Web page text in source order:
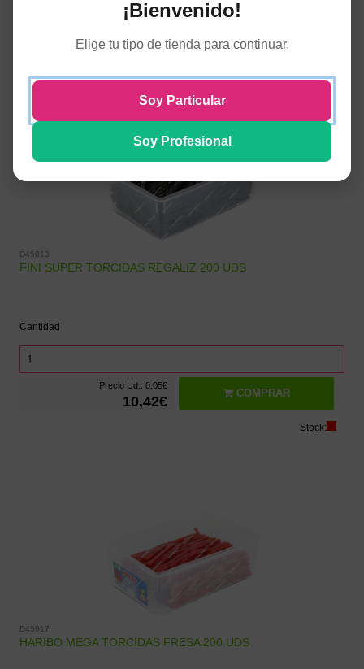
COMPRAR
D45013
FINI SUPER TORCIDAS REGALIZ 200 UDS
Cantidad
Precio Ud.: 0.05€
10,42€
COMPRAR
Stock:
D45017
HARIBO MEGA TORCIDAS FRESA 200 UDS
¡Bienvenido!
Elige tu tipo de tienda para continuar.
Soy Particular
Soy Profesional